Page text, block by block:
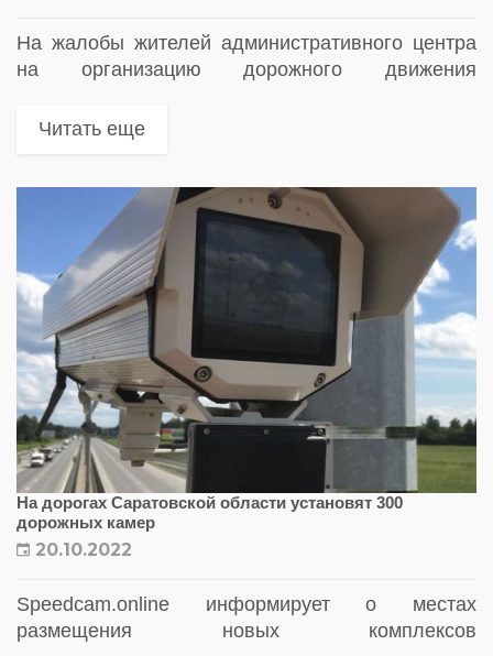
На жалобы жителей административного центра
на организацию дорожного движения
Читать еще
На дорогах Саратовской области установят 300
дорожных камер
20.10.2022
Speedcam.online информирует о местах
размещения новых комплексов